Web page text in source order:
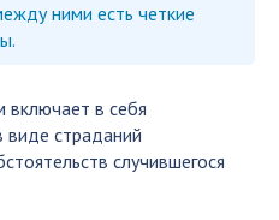
ними есть четкие
в себя
виде страданий
случившегося